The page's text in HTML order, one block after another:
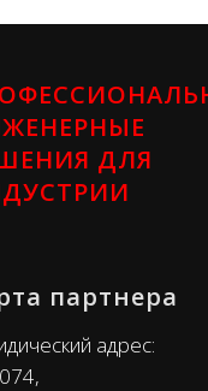
ДЛЯ
партнера
адрес: